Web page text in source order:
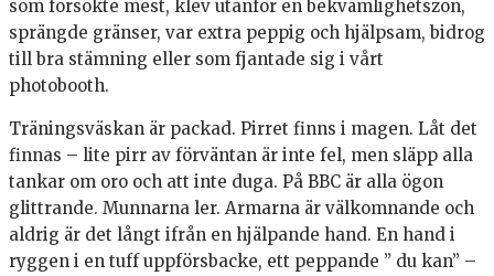
som försökte mest, klev utanför en bekvämlighetszon,
sprängde gränser, var extra peppig och hjälpsam, bidrog
till bra stämning eller som fjantade sig i vårt
photobooth.
Träningsväskan är packad. Pirret finns i magen. Låt det
finnas – lite pirr av förväntan är inte fel, men släpp alla
tankar om oro och att inte duga. På BBC är alla ögon
glittrande. Munnarna ler. Armarna är välkomnande och
aldrig är det långt ifrån en hjälpande hand. En hand i
ryggen i en tuff uppförsbacke, ett peppande ” du kan” –